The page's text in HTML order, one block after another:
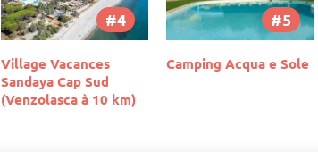
#5
Camping Acqua e Sole
#6
Résidence Goélia